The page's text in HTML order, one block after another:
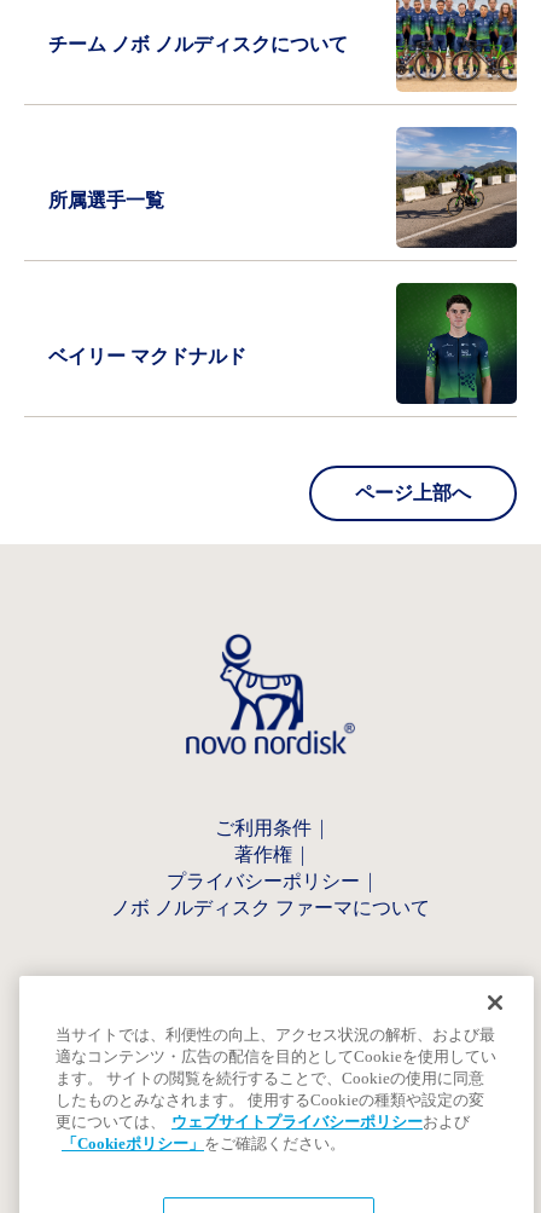
チーム ノボ ノルディスクについて
所属選手一覧
ベイリー マクドナルド
ページ上部へ
ご利用条件
著作権
プライバシーポリシー
ノボ ノルディスク ファーマについて
当サイトでは、利便性の向上、アクセス状況の解析、および最
適なコンテンツ・広告の配信を目的としてCookieを使用してい
ます。 サイトの閲覧を続行することで、Cookieの使用に同意
したものとみなされます。 使用するCookieの種類や設定の変
更については、
ウェブサイトプライバシーポリシーおよび
「Cookieポリシー」 をご確認ください。